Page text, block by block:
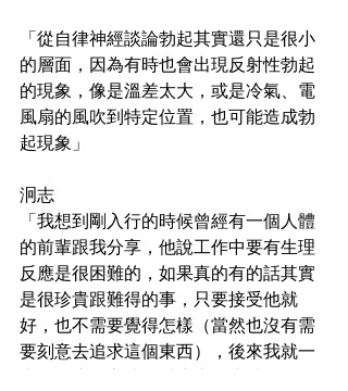
「從自律神經談論勃起其實還只是很小
的層面，因為有時也會出現反射性勃起
的現象，像是溫差太大，或是冷氣、電
風扇的風吹到特定位置，也可能造成勃
起現象」
泂志
「我想到剛入行的時候曾經有一個人體
的前輩跟我分享，他說工作中要有生理
反應是很困難的，如果真的有的話其實
是很珍貴跟難得的事，只要接受他就
好，也不需要覺得怎樣（當然也沒有需
要刻意去追求這個東西），後來我就一
直是用這種心情在看這樣的事情。